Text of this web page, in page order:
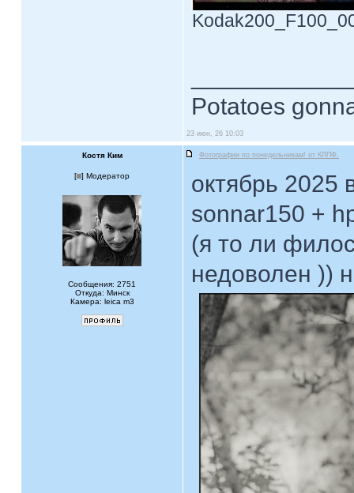
Potatoes
23 июн, 26 10:03
Костя Ким Фотографии по понедельникам! от КЛПФ.
[ ] Модератор
Сообщения: 2751
Откуда: Минск
Камера: leica m3
октябрь 2025
sonnar150 +
(я то ли
недоволен ))